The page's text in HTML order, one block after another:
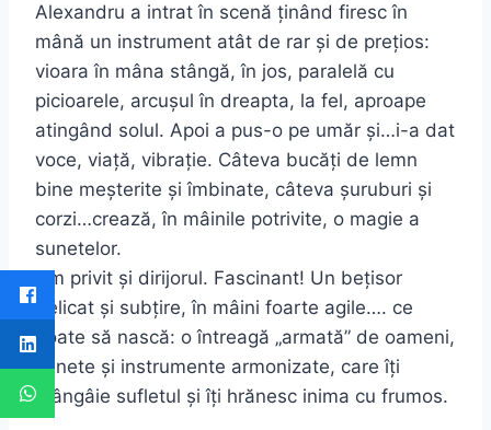
Alexandru a intrat în scenă ținând firesc în
mână un instrument atât de rar şi de prețios:
vioara în mâna stângă, în jos, paralelă cu
picioarele, arcuşul în dreapta, la fel, aproape
atingând solul. Apoi a pus-o pe umăr şi…i-a dat
voce, viață, vibrație. Câteva bucăți de lemn
bine meşterite şi îmbinate, câteva şuruburi şi
corzi…crează, în mâinile potrivite, o magie a
sunetelor.
Am privit şi dirijorul. Fascinant! Un bețisor
delicat şi subțire, în mâini foarte agile…. ce
poate să nască: o întreagă „armată” de oameni,
sunete şi instrumente armonizate, care îți
mângâie sufletul şi îți hrănesc inima cu frumos.